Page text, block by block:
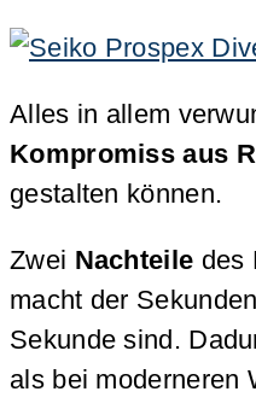
Alles in allem
Kompromiss aus
gestalten können.
Zwei Nachteile des
macht der
Sekunde sind.
als bei moderneren